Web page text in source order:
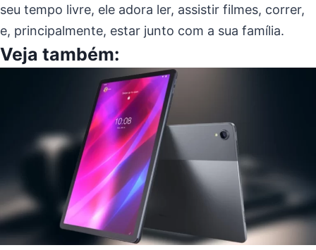
seu tempo livre, ele adora ler, assistir filmes, correr,
e, principalmente, estar junto com a sua família.
Veja também: